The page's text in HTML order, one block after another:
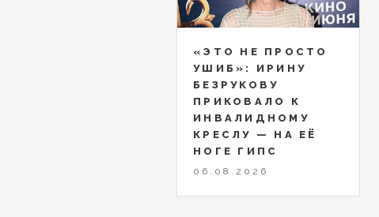
«ЭТО НЕ ПРОСТО
УШИБ»: ИРИНУ
БЕЗРУКОВУ
ПРИКОВАЛО К
ИНВАЛИДНОМУ
КРЕСЛУ — НА ЕЁ
НОГЕ ГИПС
06.08.2026